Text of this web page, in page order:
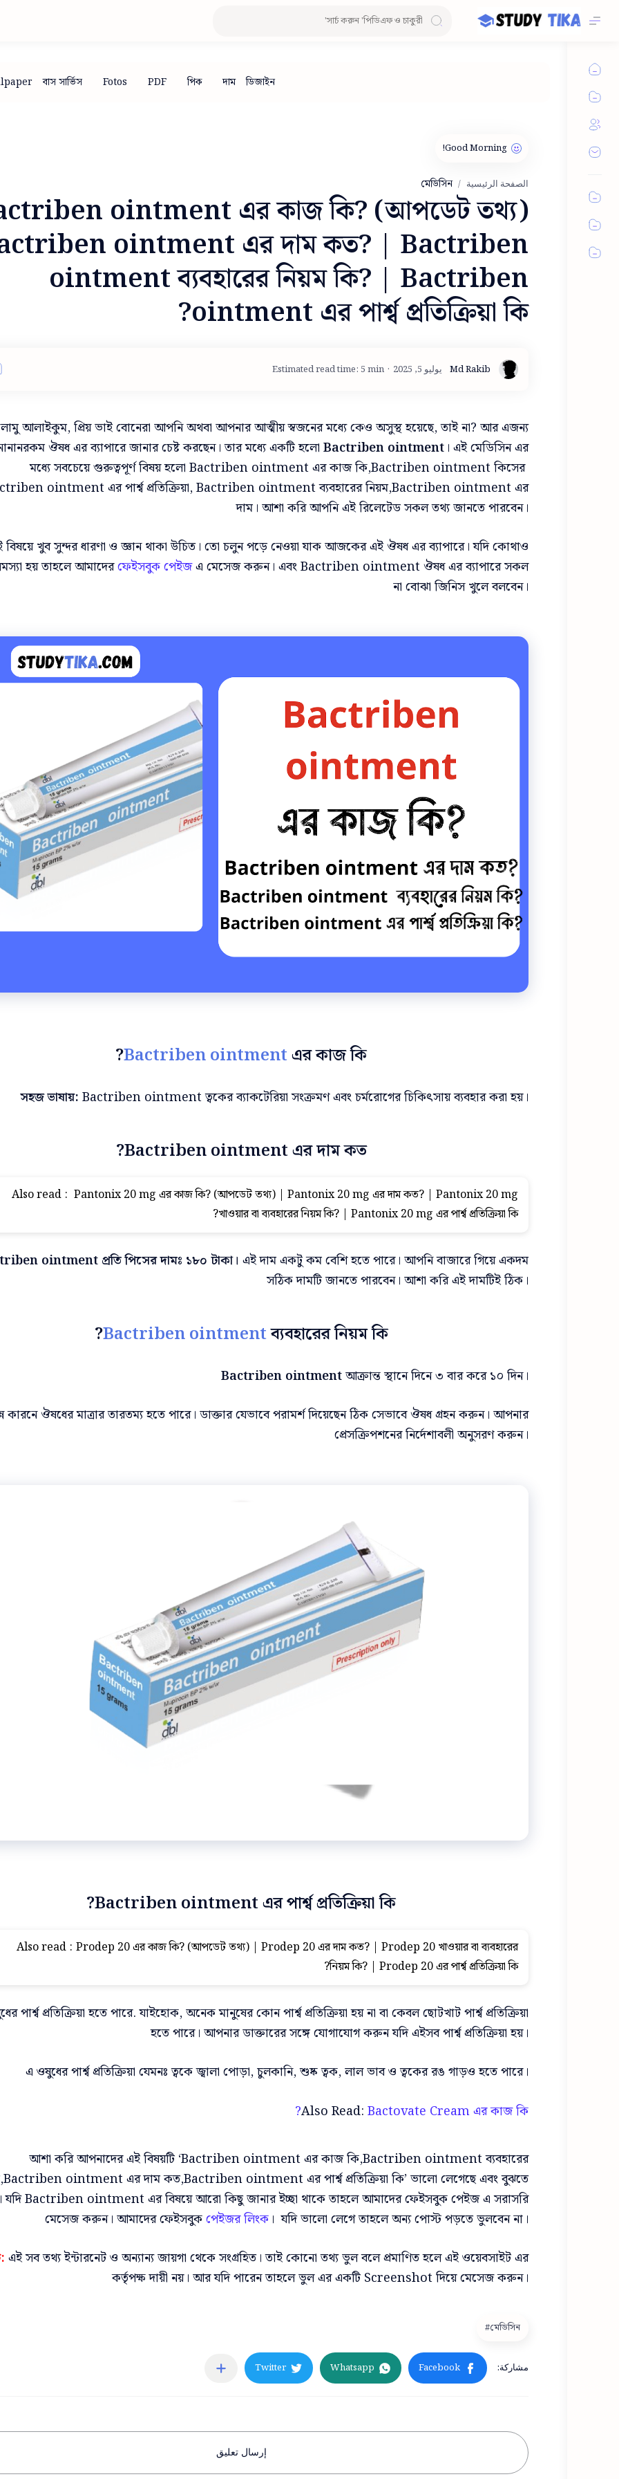
الصفحة الرئيسية মেডিসিন
ointment এর কাজ কি? (আপডেট তথ্য)
ointment এর দাম কত? | Bactriben
ointment ব্যবহারের নিয়ম কি? | Bactriben
ointment এর পার্শ্ব প্রতিক্রিয়া কি?
Estimated read time: 5 min
আলাইকুম, প্রিয় ভাই বোনেরা আপনি অথবা আপনার আত্মীয় স্বজনের মধ্যে কেও অসুস্থ হয়েছে, তাই না? আর এজন্য
ঔষধ এর ব্যাপারে জানার চেষ্ট করছেন। তার মধ্যে একটি হলো Bactriben ointment । এই মেডিসিন এর
মধ্যে সবচেয়ে গুরুত্বপূর্ণ বিষয় হলো Bactriben ointment এর কাজ কি,Bactriben ointment কিসের
ointment এর পার্শ্ব প্রতিক্রিয়া,Bactriben ointment ব্যবহারের নিয়ম,Bactriben ointment এর
দাম। আশা করি আপনি এই রিলেটেড সকল তথ্য জানতে পারবেন।
বিষয়ে খুব সুন্দর ধারণা ও জ্ঞান থাকা উচিত। তো চলুন পড়ে নেওয়া যাক আজকের এইঔষধ এর ব্যাপারে। যদি কোথাও
হয় তাহলে আমাদেরফেইসবুক পেইজএ মেসেজ করুন। এবংBactriben ointmentঔষধ এর ব্যাপারে সকল
না বোঝা জিনিস খুলে বলবেন।
Bactriben ointmentএর কাজ কি?
সহজ ভাষায়: Bactriben ointment ত্বকের ব্যাকটেরিয়া সংক্রমণ এবং চর্মরোগের চিকিৎসায় ব্যবহার করা হয়।
Bactriben ointment এর দাম কত?
Also read : Pantonix 20 mg এর কাজ কি? (আপডেট তথ্য) | Pantonix 20 mg এর দাম কত? | Pantonix 20 mg
খাওয়ার বা ব্যবহারের নিয়ম কি? | Pantonix 20 mg এর পার্শ্ব প্রতিক্রিয়া কি?
ointment প্রতি পিসের দামঃ ১৮০ টাকা। এই দাম একটু কম বেশি হতে পারে। আপনি বাজারে গিয়ে একদম
সঠিক দামটি জানতে পারবেন। আশা করি এই দামটিই ঠিক।
Bactriben ointmentব্যবহারের নিয়ম কি?
Bactriben ointmentআক্রান্ত স্থানে দিনে ৩ বার করে ১০ দিন।
কারনে ঔষধের মাত্রার তারতম্য হতে পারে। ডাক্তার যেভাবে পরামর্শ দিয়েছেন ঠিক সেভাবে ঔষধ গ্রহন করুন। আপনার
প্রেসক্রিপশনের নির্দেশাবলী অনুসরণ করুন।
Bactriben ointment এর পার্শ্ব প্রতিক্রিয়া কি?
Also read : Prodep 20 এর কাজ কি? (আপডেট তথ্য) | Prodep 20 এর দাম কত? | Prodep 20 খাওয়ার বা ব্যবহারের
নিয়ম কি? | Prodep 20 এর পার্শ্ব প্রতিক্রিয়া কি?
পার্শ্ব প্রতিক্রিয়া হতে পারে. যাইহোক, অনেক মানুষের কোন পার্শ্ব প্রতিক্রিয়া হয় না বা কেবল ছোটখাট পার্শ্ব প্রতিক্রিয়া
হতে পারে। আপনার ডাক্তারের সঙ্গে যোগাযোগ করুন যদি এইসব পার্শ্ব প্রতিক্রিয়া হয়।
এ ওষুধের পার্শ্ব প্রতিক্রিয়া যেমনঃ ত্বকে জ্বালা পোড়া, চুলকানি, শুষ্ক ত্বক, লাল ভাব ও ত্বকের রঙ গাড়ও হতে পারে।
Also Read: Bactovate Cream এর কাজ কি?
আশা করি আপনাদের এই বিষয়টি ‘Bactriben ointment এর কাজ কি,Bactriben ointment ব্যবহারের
ointment এর দাম কত,Bactriben ointment এর পার্শ্ব প্রতিক্রিয়া কি’ ভালো লেগেছে এবং বুঝতে
যদি Bactriben ointment এর বিষয়ে আরো কিছু জানার ইচ্ছা থাকে তাহলে আমাদের ফেইসবুক পেইজ এ সরাসরি
মেসেজ করুন। আমাদের ফেইসবুকপেইজর লিংক । যদি ভালো লেগে তাহলে অন্য পোস্ট পড়তে ভুলবেন না।
এই সব তথ্য ইন্টারনেট ও অন্যান্য জায়গা থেকে সংগ্রহিত। তাই কোনো তথ্য ভুল বলে প্রমাণিত হলে এই ওয়েবসাইট এর
কর্তৃপক্ষ দায়ী নয়। আর যদি পারেন তাহলে ভুল এর একটি Screenshot দিয়ে মেসেজ করুন।
إرسال تعليق